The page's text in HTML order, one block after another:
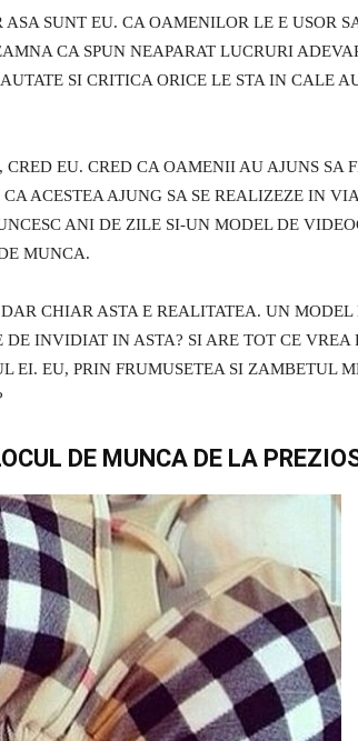
SUNT EU. CA OAMENILOR LE E USOR
CA SPUN NEAPARAT LUCRURI
SI CRITICA ORICE LE STA IN CALE
EU. CRED CA OAMENII AU AJUNS SA
ACESTEA AJUNG SA SE REALIZEZE IN
ANI DE ZILE SI-UN MODEL DE
MUNCA.
CHIAR ASTA E REALITATEA. UN MODEL
INVIDIAT IN ASTA? SI ARE TOT CE VREA
EI. EU, PRIN FRUMUSETEA SI ZAMBETUL
DE MUNCA DE LA